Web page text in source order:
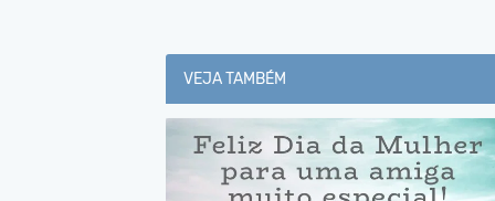
VEJA TAMBÉM